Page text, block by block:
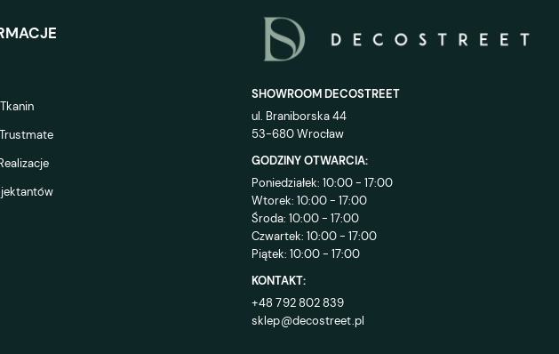
SHOWROOM DECOSTREET
ul. Braniborska 44
53-680 Wrocław
GODZINY OTWARCIA:
Poniedziałek: 10:00 - 17:00
Wtorek: 10:00 - 17:00
Środa: 10:00 - 17:00
Czwartek: 10:00 - 17:00
Piątek: 10:00 - 17:00
KONTAKT:
+48 792 802 839
sklep@decostreet.pl